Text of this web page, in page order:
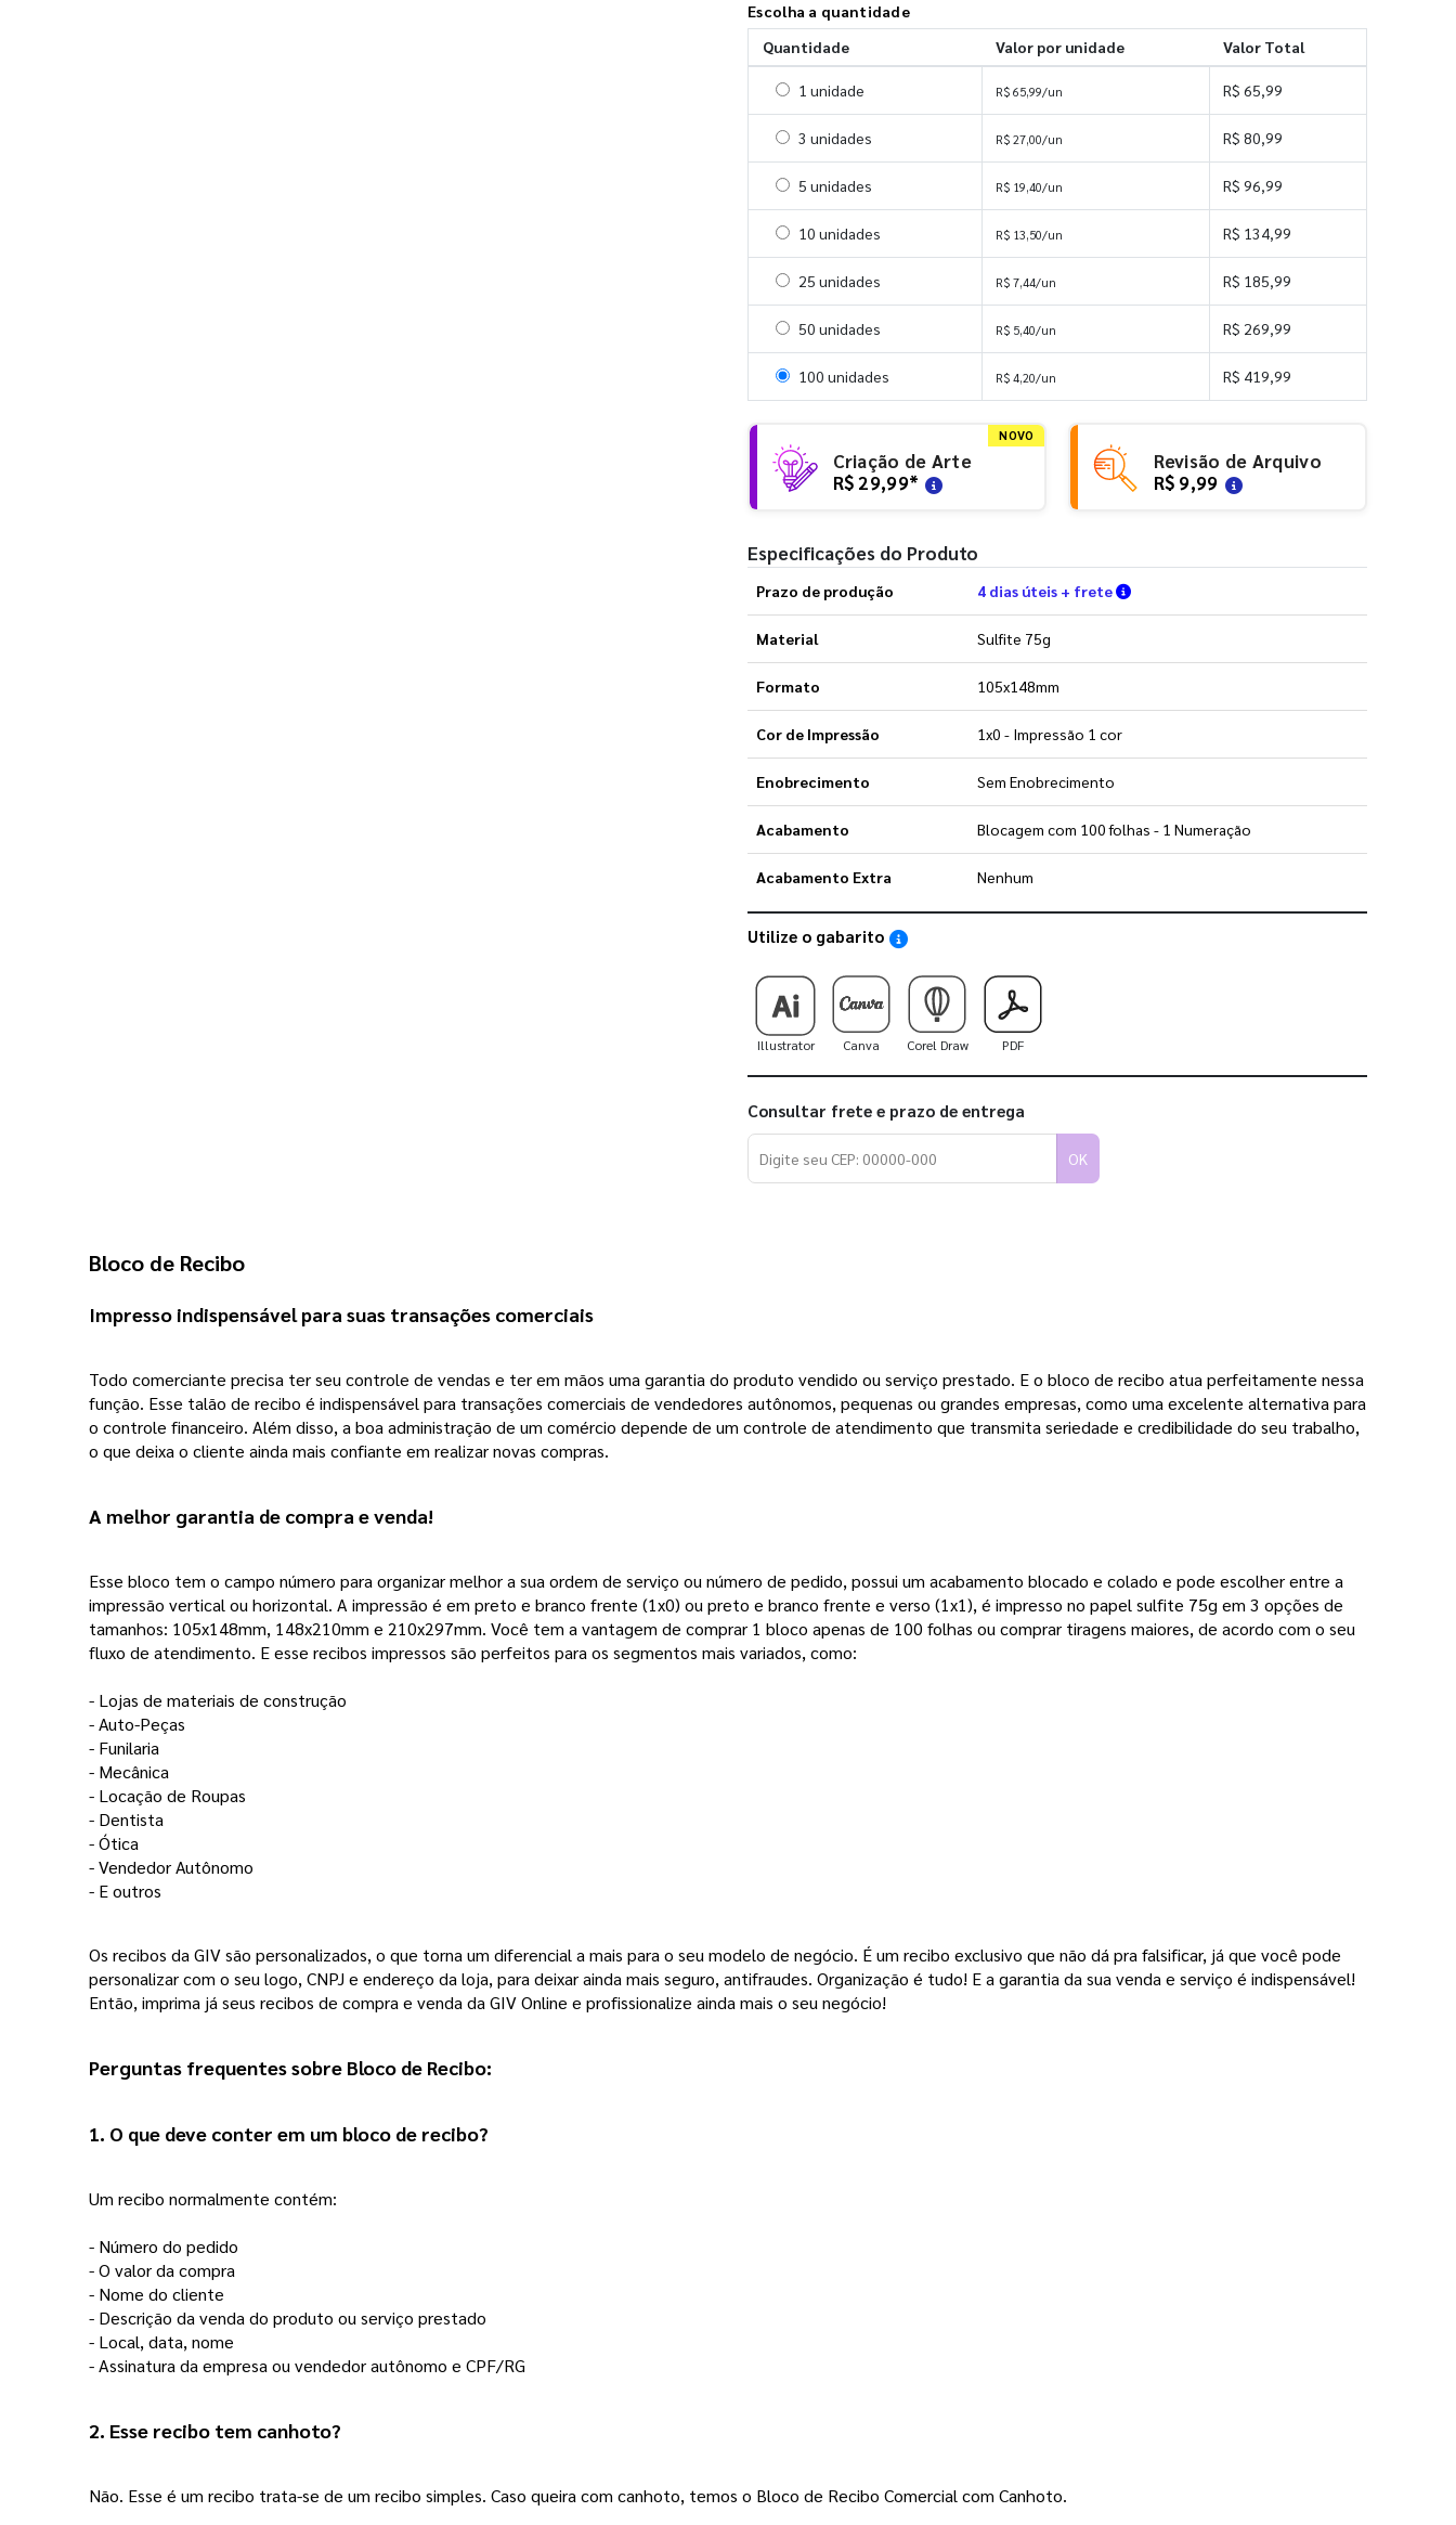
Escolha a quantidade
Quantidade
Valor por unidade Valor Total
Selecionar 1 unidade
1 unidade R$ 65,99/un R$ 65,99
Selecionar 3 unidades
3 unidades R$ 27,00/un R$ 80,99
Selecionar 5 unidades
5 unidades R$ 19,40/un R$ 96,99
Selecionar 10 unidades
10 unidades R$ 13,50/un R$ 134,99
Selecionar 25 unidades
25 unidades R$ 7,44/un R$ 185,99
Selecionar 50 unidades
50 unidades R$ 5,40/un R$ 269,99
Selecionar 100 unidades
100 unidades R$ 4,20/un R$ 419,99
NOVO
Criação de Arte
R$ 29,99*
Revisão de Arquivo
R$ 9,99
Especificações do Produto
Prazo de produção 4 dias úteis + frete Verifique as condições de entrega
Material Sulfite 75g
Formato 105x148mm
Cor de Impressão 1x0 - Impressão 1 cor
Enobrecimento Sem Enobrecimento
Acabamento Blocagem com 100 folhas - 1 Numeração
Acabamento Extra Nenhum
Utilize o gabarito Saiba como utilizar os nossos gabaritos
Illustrator Canva Corel Draw PDF
Consultar frete e prazo de entrega
OK
Bloco de Recibo
Impresso indispensável para suas transações comerciais
Todo comerciante precisa ter seu controle de vendas e ter em mãos uma garantia do produto vendido ou serviço prestado. E o bloco de recibo atua perfeitamente nessa
função. Esse talão de recibo é indispensável para transações comerciais de vendedores autônomos, pequenas ou grandes empresas, como uma excelente alternativa para
o controle financeiro. Além disso, a boa administração de um comércio depende de um controle de atendimento que transmita seriedade e credibilidade do seu trabalho,
o que deixa o cliente ainda mais confiante em realizar novas compras.
A melhor garantia de compra e venda!
Esse bloco tem o campo número para organizar melhor a sua ordem de serviço ou número de pedido, possui um acabamento blocado e colado e pode escolher entre a
impressão vertical ou horizontal. A impressão é em preto e branco frente (1x0) ou preto e branco frente e verso (1x1), é impresso no papel sulfite 75g em 3 opções de
tamanhos: 105x148mm, 148x210mm e 210x297mm. Você tem a vantagem de comprar 1 bloco apenas de 100 folhas ou comprar tiragens maiores, de acordo com o seu
fluxo de atendimento. E esse recibos impressos são perfeitos para os segmentos mais variados, como:
- Lojas de materiais de construção
- Auto-Peças
- Funilaria
- Mecânica
- Locação de Roupas
- Dentista
- Ótica
- Vendedor Autônomo
- E outros
Os recibos da GIV são personalizados, o que torna um diferencial a mais para o seu modelo de negócio. É um recibo exclusivo que não dá pra falsificar, já que você pode
personalizar com o seu logo, CNPJ e endereço da loja, para deixar ainda mais seguro, antifraudes. Organização é tudo! E a garantia da sua venda e serviço é indispensável!
Então, imprima já seus recibos de compra e venda da GIV Online e profissionalize ainda mais o seu negócio!
Perguntas frequentes sobre Bloco de Recibo:
1. O que deve conter em um bloco de recibo?
Um recibo normalmente contém:
- Número do pedido
- O valor da compra
- Nome do cliente
- Descrição da venda do produto ou serviço prestado
- Local, data, nome
- Assinatura da empresa ou vendedor autônomo e CPF/RG
2. Esse recibo tem canhoto?
Não. Esse é um recibo trata-se de um recibo simples. Caso queira com canhoto, temos o Bloco de Recibo Comercial com Canhoto.